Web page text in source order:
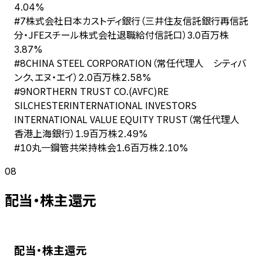
4.04%
#7株式会社日本カストディ銀行（三井住友信託銀行再信託
分・JFEスチール株式会社退職給付信託口） 3.0百万株
3.87%
#8CHINA STEEL CORPORATION（常任代理人 シティバ
ンク、エヌ・エイ） 2.0百万株2.58%
#9NORTHERN TRUST CO.(AVFC)RE
SILCHESTERINTERNATIONAL INVESTORS
INTERNATIONAL VALUE EQUITY TRUST（常任代理人
香港上海銀行） 1.9百万株2.49%
#10丸一鋼管共栄持株会1.6百万株2.10%
08
配当・株主還元
配当・株主還元